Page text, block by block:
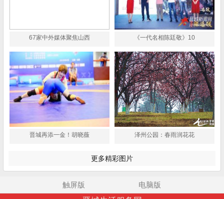
67家中外媒体聚焦山西 《一代名相陈廷敬》10
晋城再添一金！胡晓薇 泽州公园：春雨润花花
更多精彩图片
触屏版 电脑版